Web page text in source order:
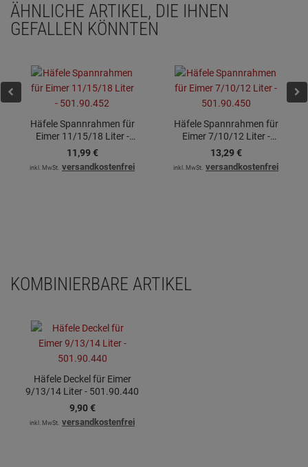
ÄHNLICHE ARTIKEL, DIE IHNEN
GEFALLEN KÖNNTEN
Häfele Spannrahmen für
Eimer 11/15/18 Liter -
501.90.452
11,99 €
inkl. MwSt. versandkostenfrei
Häfele Spannrahmen für
Eimer 7/10/12 Liter -
501.90.450
13,29 €
inkl. MwSt. versandkostenfrei
KOMBINIERBARE ARTIKEL
Häfele Deckel für Eimer
9/13/14 Liter - 501.90.440
9,90 €
inkl. MwSt. versandkostenfrei